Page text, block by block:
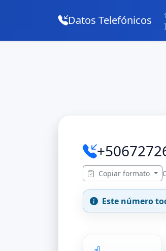
Datos Telefónicos
Copiar formato
Este número